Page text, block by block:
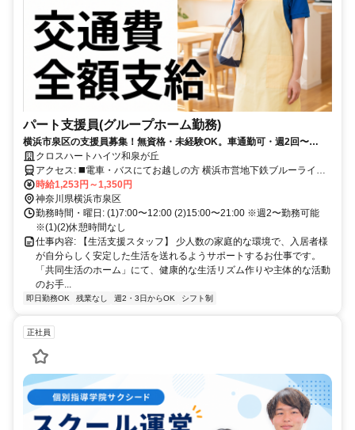
パート支援員(グループホーム勤務)
横浜市泉区の支援員募集！無資格・未経験OK。車通勤可・週2回〜
OK・交通費全額支給
クロスハートハイツ和泉が丘
アクセス: ◼️電車・バスにてお越しの方 横浜市営地下鉄ブルーライン
「立場」駅の【2番出入口】から かまくらみち/県道402号を南方向に
進み、徒歩15分。 葛野小学校入口の交差点付近にあります。
時給1,253円～1,350円
神奈川県横浜市泉区
勤務時間・曜日: (1)7:00〜12:00 (2)15:00〜21:00 ※週2〜勤務可能
※(1)(2)休憩時間なし
仕事内容: 【生活支援スタッフ】 少人数の家庭的な環境で、入居者様
が自分らしく安定した生活を送れるようサポートするお仕事です。
「共同生活のホーム」にて、健康的な生活リズム作りや主体的な活動
のお手...
即日勤務OK 残業なし 週2・3日からOK シフト制
正社員